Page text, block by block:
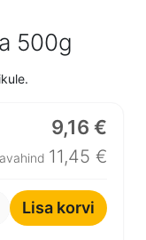
500g
9,16 €
11,45 €
Lisa korvi